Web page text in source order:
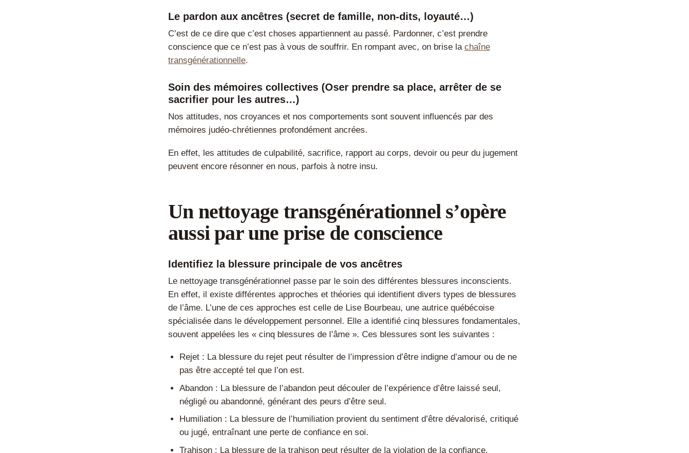
Le pardon aux ancêtres (secret de famille, non-dits, loyauté…)
C’est de ce dire que c’est choses appartiennent au passé. Pardonner, c’est prendre
conscience que ce n’est pas à vous de souffrir. En rompant avec, on brise la chaîne
transgénérationnelle.
Soin des mémoires collectives (Oser prendre sa place, arrêter de se
sacrifier pour les autres…)
Nos attitudes, nos croyances et nos comportements sont souvent influencés par des
mémoires judéo-chrétiennes profondément ancrées.
En effet, les attitudes de culpabilité, sacrifice, rapport au corps, devoir ou peur du jugement
peuvent encore résonner en nous, parfois à notre insu.
Un nettoyage transgénérationnel s’opère
aussi par une prise de conscience
Identifiez la blessure principale de vos ancêtres
Le nettoyage transgénérationnel passe par le soin des différentes blessures inconscients.
En effet, il existe différentes approches et théories qui identifient divers types de blessures
de l’âme. L’une de ces approches est celle de Lise Bourbeau, une autrice québécoise
spécialisée dans le développement personnel. Elle a identifié cinq blessures fondamentales,
souvent appelées les « cinq blessures de l’âme ». Ces blessures sont les suivantes :
Rejet : La blessure du rejet peut résulter de l’impression d’être indigne d’amour ou de ne
pas être accepté tel que l’on est.
Abandon : La blessure de l’abandon peut découler de l’expérience d’être laissé seul,
négligé ou abandonné, générant des peurs d’être seul.
Humiliation : La blessure de l’humiliation provient du sentiment d’être dévalorisé, critiqué
ou jugé, entraînant une perte de confiance en soi.
Trahison : La blessure de la trahison peut résulter de la violation de la confiance,